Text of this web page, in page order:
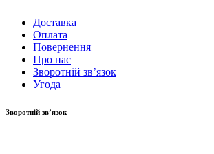
Доставка
Оплата
Повернення
Про нас
Зворотній зв’язок
Угода
Зворотній зв’язок